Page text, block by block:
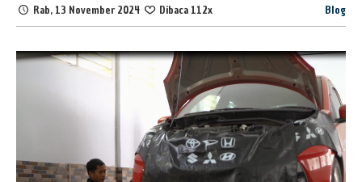
Rab, 13 November 2024 Dibaca 112x Blog